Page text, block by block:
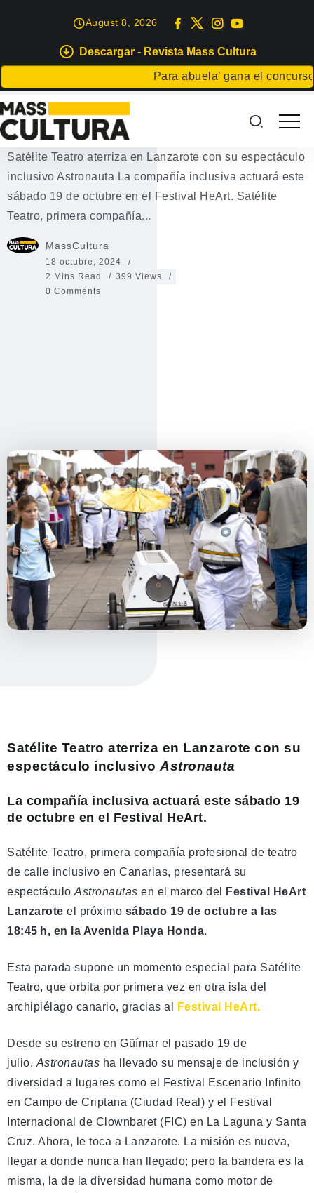
Descargar - Revista Mass Cultura
Para abuela’ gana el concurso
August 8, 2026
EVENTOS
Satélite Teatro aterriza en
Lanzarote
Satélite Teatro aterriza en Lanzarote con su espectáculo
inclusivo Astronauta La compañía inclusiva actuará este
sábado 19 de octubre en el Festival HeArt. Satélite
Teatro, primera compañía...
MassCultura
18 octubre, 2024
2 Mins Read
399 Views
0 Comments
Satélite Teatro aterriza en Lanzarote con su
espectáculo inclusivo Astronauta
La compañía inclusiva actuará este sábado 19
de octubre en el Festival HeArt.
Satélite Teatro, primera compañía profesional de teatro
de calle inclusivo en Canarias, presentará su
espectáculo Astronautas en el marco del
Festival HeArt
Lanzarote el próximo sábado 19 de octubre a las
18:45 h, en la Avenida Playa Honda.
Esta parada supone un momento especial para Satélite
Teatro, que orbita por primera vez en otra isla del
archipiélago canario, gracias al
Festival HeArt.
Desde su estreno en Güímar el pasado 19 de
julio, Astronautas ha llevado su mensaje de inclusión y
diversidad a lugares como el Festival Escenario Infinito
en Campo de Criptana (Ciudad Real) y el Festival
Internacional de Clownbaret (FIC) en La Laguna y Santa
Cruz. Ahora, le toca a Lanzarote. La misión es nueva,
llegar a donde nunca han llegado; pero la bandera es la
misma, la de la diversidad humana como motor de